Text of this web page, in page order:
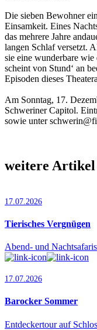
Die sieben Bewohner
Einsamkeit. Eines
das mehrere Jahre
langen Schlaf versetzt.
sie eine wunderbare
scheint von Stund‘ an
Episoden dieses
Am Sonntag, 17.
Schweriner Capitol.
sowie unter
weitere Artikel
17.07.2026
Tierisches Vergnügen
Abend- und
17.07.2026
Barocker Sommer
Entdeckertour auf